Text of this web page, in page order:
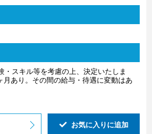
スキル等を考慮の上、決定いたしま
あり。その間の給与・待遇に変動はあ
お気に入りに追加